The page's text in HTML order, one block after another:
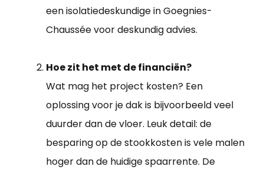
een isolatiedeskundige in Goegnies-
Chaussée voor deskundig advies.
Hoe zit het met de financiën?
Wat mag het project kosten? Een
oplossing voor je dak is bijvoorbeeld veel
duurder dan de vloer. Leuk detail: de
besparing op de stookkosten is vele malen
hoger dan de huidige spaarrente. De